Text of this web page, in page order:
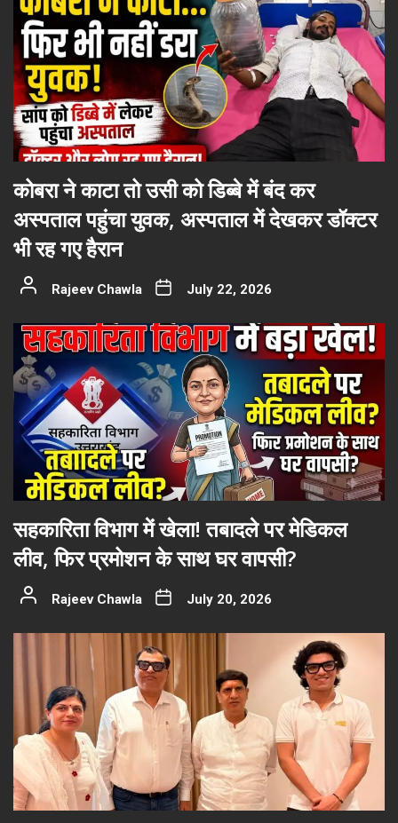
कोबरा ने काटा तो उसी को डिब्बे में बंद कर
अस्पताल पहुंचा युवक, अस्पताल में देखकर डॉक्टर
भी रह गए हैरान
Rajeev Chawla July 22, 2026
सहकारिता विभाग में खेला! तबादले पर मेडिकल
लीव, फिर प्रमोशन के साथ घर वापसी?
Rajeev Chawla July 20, 2026